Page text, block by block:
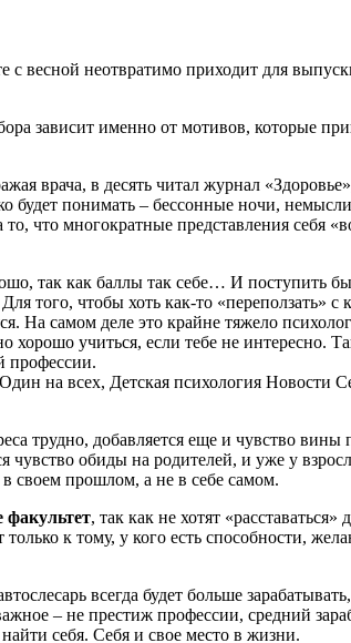
весной неотвратимо приходит для
зависит именно от мотивов, которые
врача, в десять читал журнал
будет понимать – бессонные ночи,
что многократные представления себя
так как баллы так себе… И поступить
того, чтобы хоть как-то «переползать» с
На самом деле это крайне тяжело
учиться, если тебе не интересно.
профессии.
трудно, добавляется еще и чувство вины
обиды на родителей, и уже у
своем прошлом, а не в себе самом.
факультет, так как не хотят
к тому, у кого есть способности,
всегда будет больше
– не престиж профессии, средний
себя. Себя и свое место в жизни.